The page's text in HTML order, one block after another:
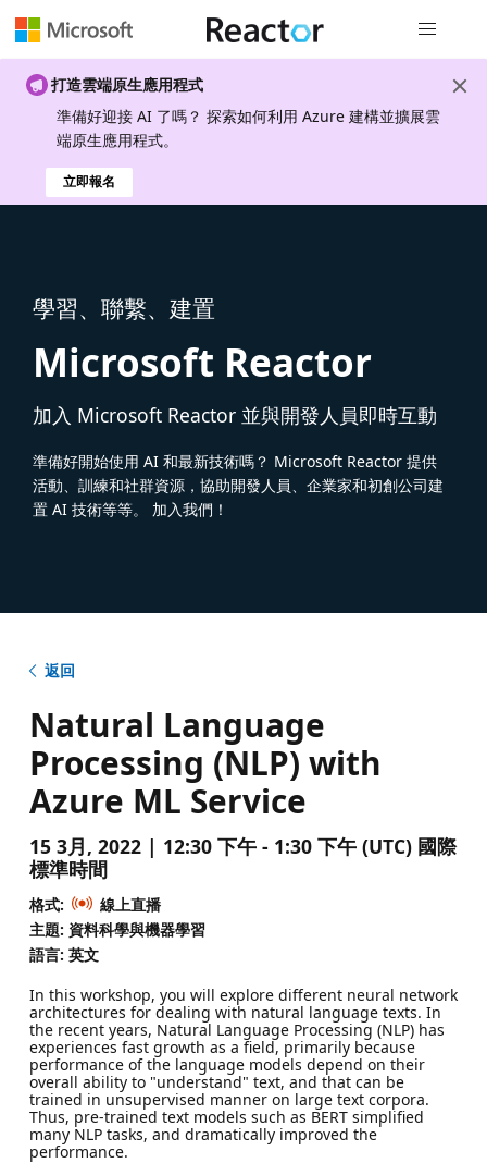
打造雲端原生應用程式
準備好迎接 AI 了嗎？ 探索如何利用 Azure 建構並擴展雲
端原生應用程式。
立即報名
學習、聯繫、建置
Microsoft Reactor
加入 Microsoft Reactor 並與開發人員即時互動
準備好開始使用 AI 和最新技術嗎？ Microsoft Reactor 提供
活動、訓練和社群資源，協助開發人員、企業家和初創公司建
置 AI 技術等等。 加入我們！
返回
Natural Language
Processing (NLP) with
Azure ML Service
15 3月, 2022 | 12:30 下午 - 1:30 下午 (UTC) 國際
標準時間
格式:
線上直播
主題: 資料科學與機器學習
語言: 英文
In this workshop, you will explore different neural network
architectures for dealing with natural language texts. In
the recent years, Natural Language Processing (NLP) has
experiences fast growth as a field, primarily because
performance of the language models depend on their
overall ability to "understand" text, and that can be
trained in unsupervised manner on large text corpora.
Thus, pre-trained text models such as BERT simplified
many NLP tasks, and dramatically improved the
performance.